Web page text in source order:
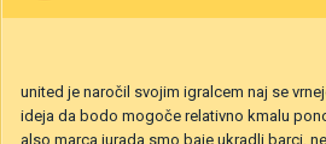
united je naročil svojim igralcem naj se
ideja da bodo mogoče relativno kmalu
also marca jurada smo baje ukradli barci,